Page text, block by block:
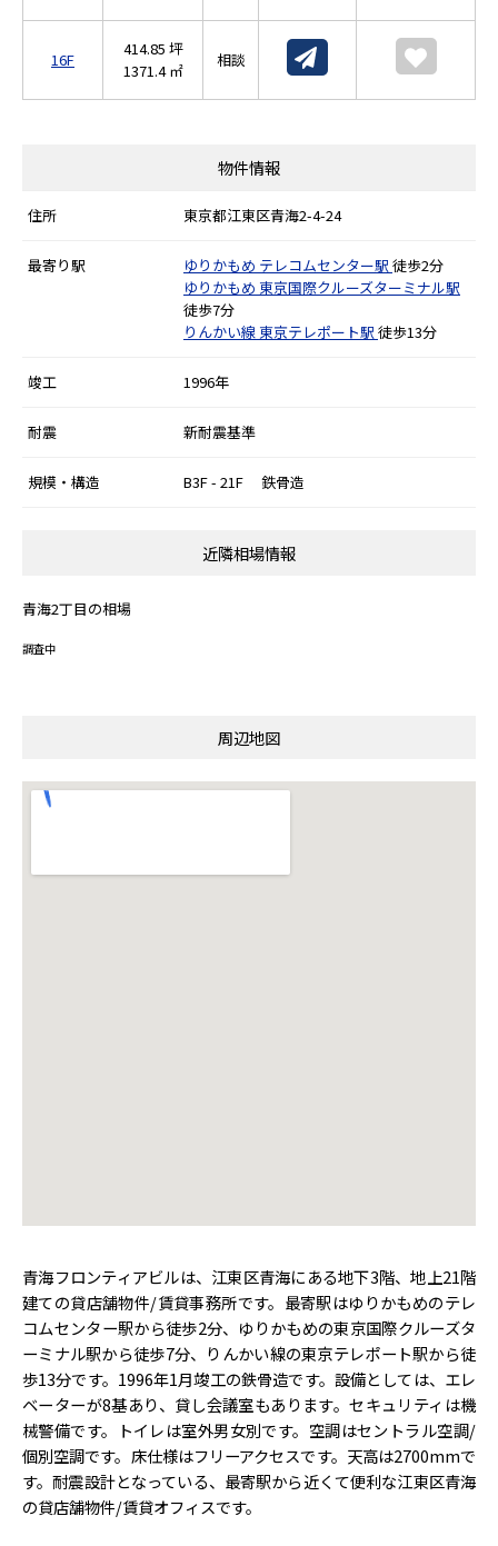
16F
414.85 坪
1371.4 ㎡
相談
物件情報
住所 東京都江東区青海2-4-24
最寄り駅 ゆりかもめ テレコムセンター駅 徒歩2分
ゆりかもめ 東京国際クルーズターミナル駅
徒歩7分
りんかい線 東京テレポート駅 徒歩13分
竣工 1996年
耐震 新耐震基準
規模・構造 B3F - 21F 鉄骨造
近隣相場情報
青海2丁目の相場
調査中
周辺地図
青海フロンティアビルは、江東区青海にある地下3階、地上21階
建ての貸店舗物件/賃貸事務所です。最寄駅はゆりかもめのテレ
コムセンター駅から徒歩2分、ゆりかもめの東京国際クルーズタ
ーミナル駅から徒歩7分、りんかい線の東京テレポート駅から徒
歩13分です。1996年1月竣工の鉄骨造です。設備としては、エレ
ベーターが8基あり、貸し会議室もあります。セキュリティは機
械警備です。トイレは室外男女別です。空調はセントラル空調/
個別空調です。床仕様はフリーアクセスです。天高は2700mmで
す。耐震設計となっている、最寄駅から近くて便利な江東区青海
の貸店舗物件/賃貸オフィスです。